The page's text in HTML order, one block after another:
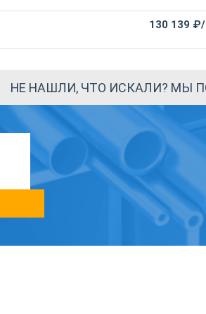
130 139
НЕ НАШЛИ, ЧТО ИСКАЛИ? МЫ